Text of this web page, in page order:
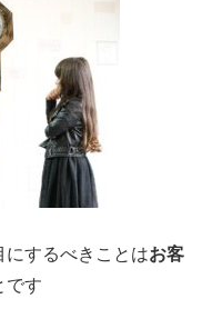
にするべきことはお客
です